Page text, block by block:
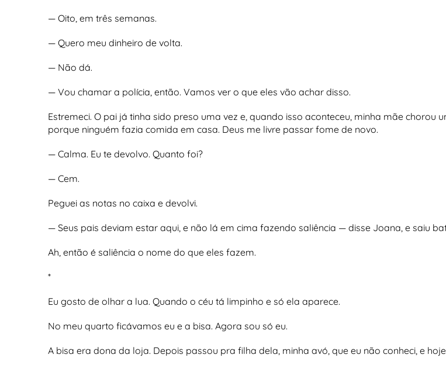
— Oito, em três semanas.
— Quero meu dinheiro de volta.
— Não dá.
— Vou chamar a polícia, então. Vamos ver o que eles vão achar disso.
Estremeci. O pai já tinha sido preso uma vez e, quando isso aconteceu, minha mãe
porque ninguém fazia comida em casa. Deus me livre passar fome de novo.
— Calma. Eu te devolvo. Quanto foi?
— Cem.
Peguei as notas no caixa e devolvi.
— Seus pais deviam estar aqui, e não lá em cima fazendo saliência — disse Joana, e saiu
Ah, então é saliência o nome do que eles fazem.
*
Eu gosto de olhar a lua. Quando o céu tá limpinho e só ela aparece.
No meu quarto ficávamos eu e a bisa. Agora sou só eu.
A bisa era dona da loja. Depois passou pra filha dela, minha avó, que eu não conheci, e